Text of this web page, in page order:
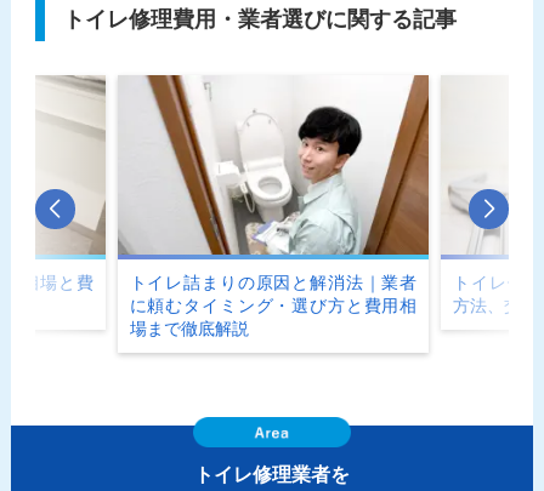
トイレ修理費用・業者選びに関する記事
相場と費
トイレ詰まりの原因と解消法｜業者
に頼むタイミング・選び方と費用相
場まで徹底解説
トイレ修
方法、交換
トイレ修理業者を